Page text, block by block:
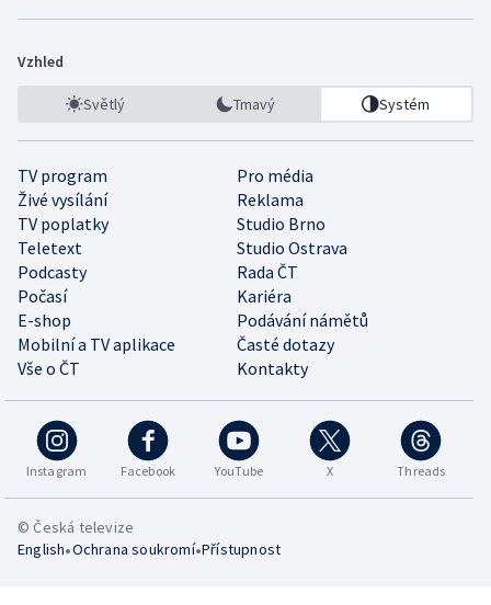
Vzhled
Světlý Tmavý Systém
TV program
Pro média
Živé vysílání
Reklama
TV poplatky
Studio Brno
Teletext
Studio Ostrava
Podcasty
Rada ČT
Počasí
Kariéra
E-shop
Podávání námětů
Mobilní a TV aplikace
Časté dotazy
Vše o ČT
Kontakty
Instagram Facebook YouTube X Threads
© Česká televize
English•Ochrana soukromí•Přístupnost